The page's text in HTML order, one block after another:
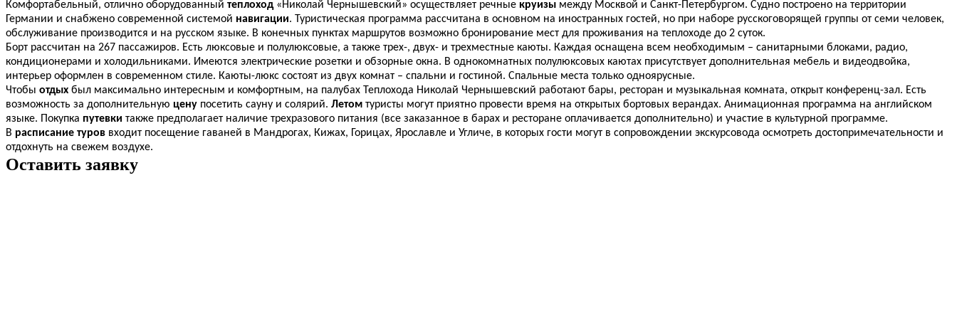
Комфортабельный, отлично оборудованный теплоход«Николай Чернышевский» осуществляет речные круизы между Москвой и Санкт-Петербургом. Судно построено на территории
Германии и снабжено современной системой навигации. Туристическая программа рассчитана в основном на иностранных гостей, но при наборе русскоговорящей группы от семи человек,
обслуживание производится и на русском языке. В конечных пунктах маршрутов возможно бронирование мест для проживания на теплоходе до 2 суток.
Борт рассчитан на 267 пассажиров. Есть люксовые и полулюксовые, а также трех-, двух- и трехместные каюты. Каждая оснащена всем необходимым – санитарными блоками, радио,
кондиционерами и холодильниками. Имеются электрические розетки и обзорные окна. В однокомнатных полулюксовых каютах присутствует дополнительная мебель и видеодвойка,
интерьер оформлен в современном стиле. Каюты-люкс состоят из двух комнат – спальни и гостиной. Спальные места только одноярусные.
Чтобы отдых был максимально интересным и комфортным, на палубах Теплохода Николай Чернышевский работают бары, ресторан и музыкальная комната, открыт конференц-зал. Есть
возможность за дополнительную цену посетить сауну и солярий. Летом туристы могут приятно провести время на открытых бортовых верандах. Анимационная программа на английском
языке. Покупка путевки также предполагает наличие трехразового питания (все заказанное в барах и ресторане оплачивается дополнительно) и участие в культурной программе.
В расписание туров входит посещение гаваней в Мандрогах, Кижах, Горицах, Ярославле и Угличе, в которых гости могут в сопровождении экскурсовода осмотреть достопримечательности и
отдохнуть на свежем воздухе.
Оставить заявку